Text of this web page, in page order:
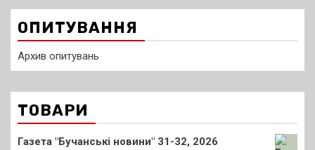
ОПИТУВАННЯ
Архив опитувань
ТОВАРИ
Газета "Бучанські новини" 31-32, 2026